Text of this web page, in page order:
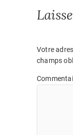
b
k
s
p
Votre
champs